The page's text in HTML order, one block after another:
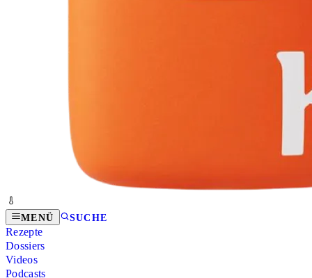
MENÜ SUCHE
Rezepte
Dossiers
Videos
Podcasts